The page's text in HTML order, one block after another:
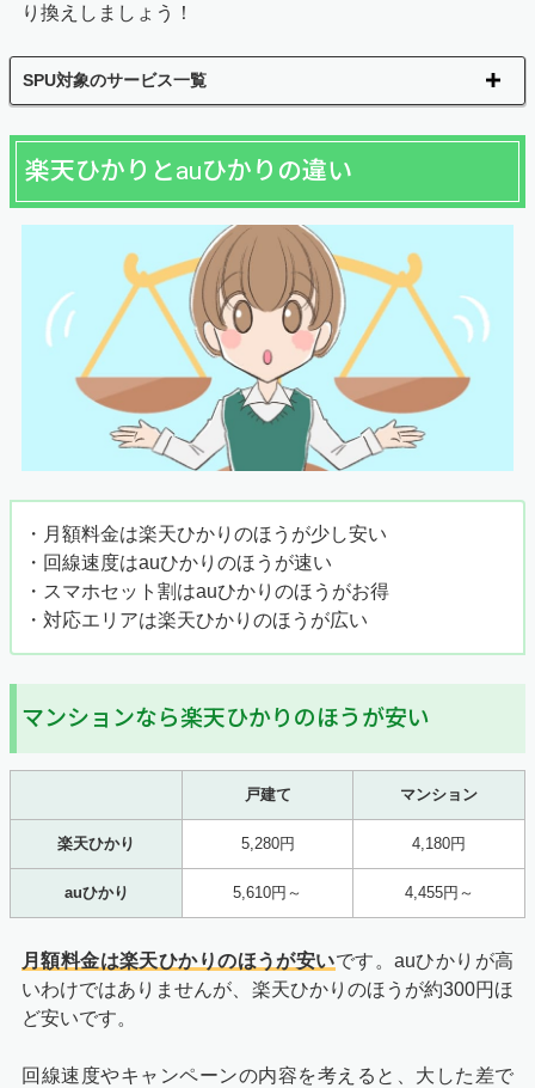
り換えしましょう！
SPU対象のサービス一覧
楽天ひかりとauひかりの違い
・月額料金は楽天ひかりのほうが少し安い
・回線速度はauひかりのほうが速い
・スマホセット割はauひかりのほうがお得
・対応エリアは楽天ひかりのほうが広い
マンションなら楽天ひかりのほうが安い
戸建て マンション
楽天ひかり 5,280円 4,180円
auひかり 5,610円～ 4,455円～
月額料金は楽天ひかりのほうが安いです。auひかりが高
いわけではありませんが、楽天ひかりのほうが約300円ほ
ど安いです。
回線速度やキャンペーンの内容を考えると、大した差で